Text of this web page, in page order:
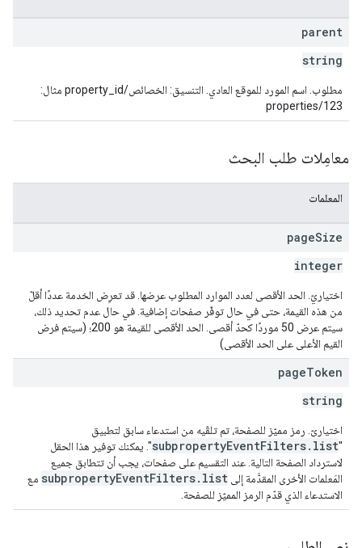
parent
string
مطلوب. اسم المورد للموقع العادي. التنسيق: الخصائص/property_id مثال:
properties/123
معامِلات طلب البحث
المعلمات
pageSize
integer
اختياريّ. الحد الأقصى لعدد الموارد المطلوب عرضها. قد تعرِض الخدمة عددًا أقلّ
من هذه القيمة، حتى في حال توفّر صفحات إضافية. في حال عدم تحديد ذلك،
سيتم عرض 50 موردًا كحدّ أقصى. الحد الأقصى للقيمة هو 200؛ (سيتم فرض
القيم الأعلى على الحد الأقصى)
pageToken
string
اختياريّ. رمز مميّز للصفحة، تم تلقّيه من استدعاء سابق لتطبيق
"
subpropertyEventFilters.list". يمكنك توفير هذا الحقل
لاسترداد الصفحة التالية. عند التقسيم على صفحات، يجب أن تتطابق جميع
المَعلمات الأخرى المقدَّمة إلى subpropertyEventFilters.list مع
الاستدعاء الذي قدّم الرمز المميّز للصفحة.